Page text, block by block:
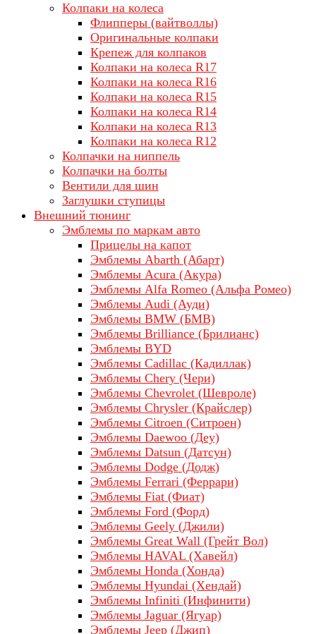
Колпаки на колеса
Флипперы (вайтволлы)
Оригинальные колпаки
Крепеж для колпаков
Колпаки на колеса R17
Колпаки на колеса R16
Колпаки на колеса R15
Колпаки на колеса R14
Колпаки на колеса R13
Колпаки на колеса R12
Колпачки на ниппель
Колпачки на болты
Вентили для шин
Заглушки ступицы
Внешний тюнинг
Эмблемы по маркам авто
Прицелы на капот
Эмблемы Abarth (Абарт)
Эмблемы Acura (Акура)
Эмблемы Alfa Romeo (Альфа Ромео)
Эмблемы Audi (Ауди)
Эмблемы BMW (БМВ)
Эмблемы Brilliance (Брилианс)
Эмблемы BYD
Эмблемы Cadillac (Кадиллак)
Эмблемы Chery (Чери)
Эмблемы Chevrolet (Шевроле)
Эмблемы Chrysler (Крайслер)
Эмблемы Citroen (Ситроен)
Эмблемы Daewoo (Деу)
Эмблемы Datsun (Датсун)
Эмблемы Dodge (Додж)
Эмблемы Ferrari (Феррари)
Эмблемы Fiat (Фиат)
Эмблемы Ford (Форд)
Эмблемы Geely (Джили)
Эмблемы Great Wall (Грейт Вол)
Эмблемы HAVAL (Хавейл)
Эмблемы Honda (Хонда)
Эмблемы Hyundai (Хендай)
Эмблемы Infiniti (Инфинити)
Эмблемы Jaguar (Ягуар)
Эмблемы Jeep (Джип)